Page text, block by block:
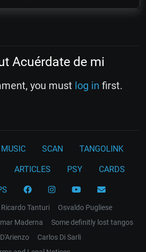
Acuérdate de mi
you must log in first.
MUSIC SCAN TANGOLINK
ARTICLES PSY CARDS
Ricardo Tanturi
Osvaldo Pugliese
Maderna
Some definitly lost tangos
Carlos Di Sarli